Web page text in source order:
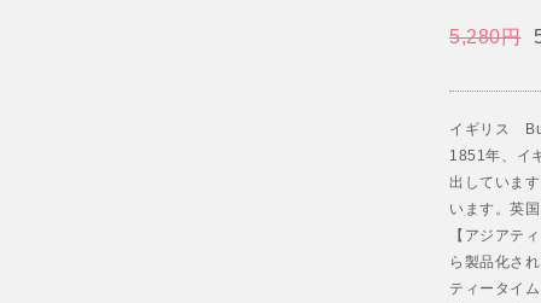
5,280円
イギリス
1851年、イ
出していま
います。英
【アジアテ
ら製品化さ
ティータイ